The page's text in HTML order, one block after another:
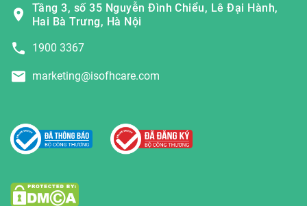
Tầng 3, số 35 Nguyễn Đình Chiểu, Lê Đại Hành,
Hai Bà Trưng, Hà Nội
1900 3367
marketing@isofhcare.com